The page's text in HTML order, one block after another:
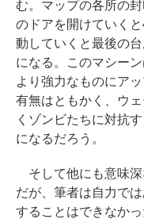
む。マップの各所の
のドアを開けていく
動していくと最後の
になる。このマシー
より強力なものにア
有無はともかく、ウ
くゾンビたちに対抗
になるだろう。
そして他にも意味深
だが、筆者は自力で
することはできなか